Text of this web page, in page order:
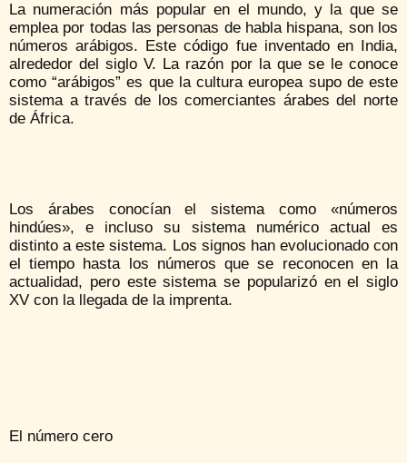
La numeración más popular en el mundo, y la que se
emplea por todas las personas de habla hispana, son los
números arábigos. Este código fue inventado en India,
alrededor del siglo V. La razón por la que se le conoce
como “arábigos” es que la cultura europea supo de este
sistema a través de los comerciantes árabes del norte
de África.
Los árabes conocían el sistema como «números
hindúes», e incluso su sistema numérico actual es
distinto a este sistema. Los signos han evolucionado con
el tiempo hasta los números que se reconocen en la
actualidad, pero este sistema se popularizó en el siglo
XV con la llegada de la imprenta.
El número cero